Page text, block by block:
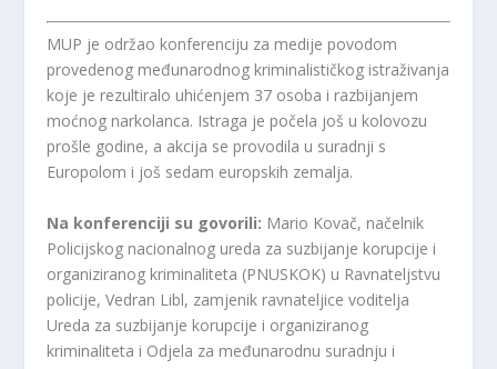
MUP je održao konferenciju za medije povodom
provedenog međunarodnog kriminalističkog istraživanja
koje je rezultiralo uhićenjem 37 osoba i razbijanjem
moćnog narkolanca. Istraga je počela još u kolovozu
prošle godine, a akcija se provodila u suradnji s
Europolom i još sedam europskih zemalja.
Na konferenciji su govorili: Mario Kovač, načelnik
Policijskog nacionalnog ureda za suzbijanje korupcije i
organiziranog kriminaliteta (PNUSKOK) u Ravnateljstvu
policije, Vedran Libl, zamjenik ravnateljice voditelja
Ureda za suzbijanje korupcije i organiziranog
kriminaliteta i Odjela za međunarodnu suradnju i